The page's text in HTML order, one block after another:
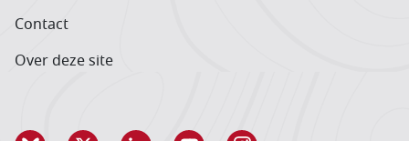
Contact
Over deze site